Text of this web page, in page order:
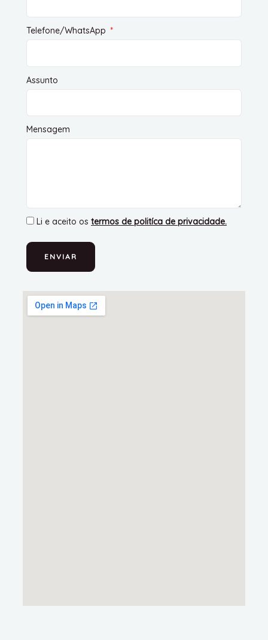
Telefone/WhatsApp
Assunto
Mensagem
Li e aceito os termos de politíca de privacidade.
ENVIAR